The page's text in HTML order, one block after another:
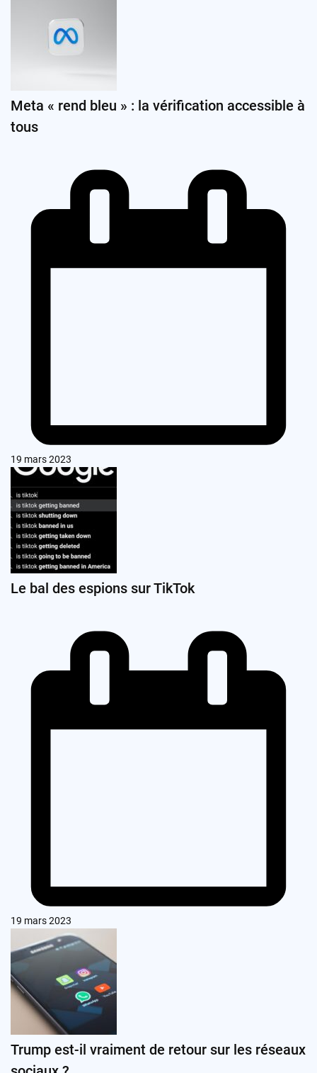
Meta « rend bleu » : la vérification accessible à
tous
19 mars 2023
Le bal des espions sur TikTok
19 mars 2023
Trump est-il vraiment de retour sur les réseaux